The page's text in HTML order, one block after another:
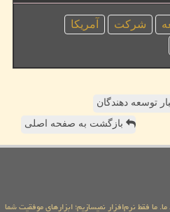
شركت
آمریكا
توسعه دهندگان
بازگشت به صفحه اصلی
ما فقط نرم‌افزار نمیسازیم؛ ابزارهای موفقیت شما